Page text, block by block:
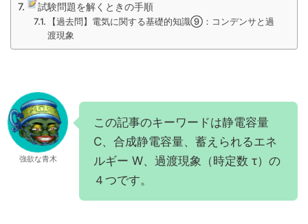
試験問題を解くときの手順
【過去問】電気に関する基礎的知識⑨：コンデンサと過
渡現象
強欲な青木
この記事のキーワードは静電容量
C、合成静電容量、蓄えられるエネ
ルギー W、過渡現象（時定数 τ）の
４つです。